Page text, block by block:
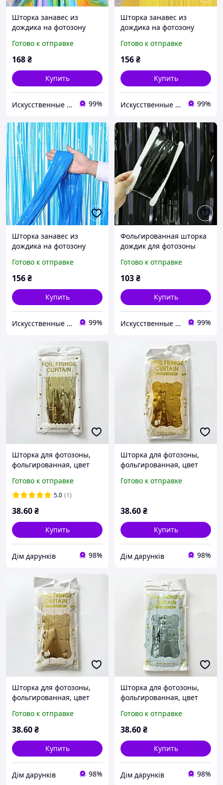
Шторка занавес из
дождика на фотозону
Единорога) 1*3м
Готово к отправке
168₴
Купить
Искусственные цветы и товары для декора - Perlyna-dekoru.com.ua 99%
Шторка занавес из
дождика на фотозону
Готово к отправке
156₴
Купить
Искусственные цветы и товары для декора - Perlyna-dekoru.com.ua 99%
Шторка занавес из
дождика на фотозону
1*3м
Готово к отправке
156₴
Купить
Искусственные цветы и товары для декора - Perlyna-dekoru.com.ua 99%
Фольгированная шторка
дождик для фотозоны
Готово к отправке
103₴
Купить
Искусственные цветы и товары для декора - Perlyna-dekoru.com.ua 99%
Шторка для фотозоны,
фольгированная, цвет
100*200 см.
Готово к отправке
5.0 (1)
38.60₴
Купить
Дім дарунків 98%
Шторка для фотозоны,
фольгированная, цвет
100*200 см.
Готово к отправке
38.60₴
Купить
Дім дарунків 98%
Шторка для фотозоны,
фольгированная, цвет
100*200 см.
Готово к отправке
38.60₴
Купить
Дім дарунків 98%
Шторка для фотозоны,
фольгированная, цвет
100*200 см.
Готово к отправке
38.60₴
Купить
Дім дарунків 98%